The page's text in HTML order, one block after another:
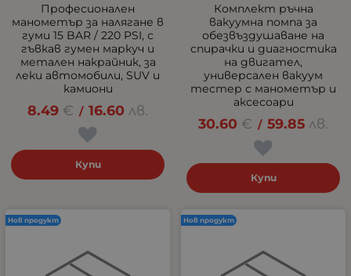
Професионален
манометър за налягане в
гуми 15 BAR / 220 PSI, с
гъвкав гумен маркуч и
метален накрайник, за
леки автомобили, SUV и
камиони
8.49 € / 16.60 лв.
Купи
Комплект ръчна
вакуумна помпа за
обезвъздушаване на
спирачки и диагностика
на двигател,
универсален вакуум
тестер с манометър и
аксесоари
30.60 € / 59.85 лв.
Купи
Нов продукт Нов продукт